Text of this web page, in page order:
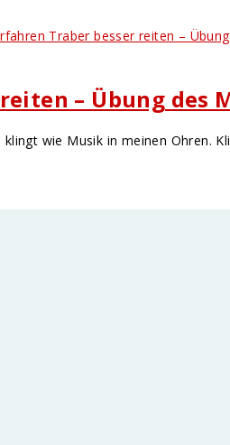
– Übung des
wie Musik in meinen Ohren.